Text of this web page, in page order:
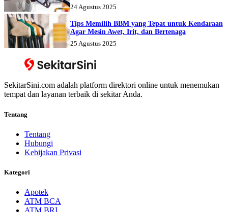
24 Agustus 2025
Tips Memilih BBM yang Tepat untuk Kendaraan
Agar Mesin Awet, Irit, dan Bertenaga
25 Agustus 2025
SekitarSini.com adalah platform direktori online untuk menemukan
tempat dan layanan terbaik di sekitar Anda.
Tentang
Tentang
Hubungi
Kebijakan Privasi
Kategori
Apotek
ATM BCA
ATM BRI